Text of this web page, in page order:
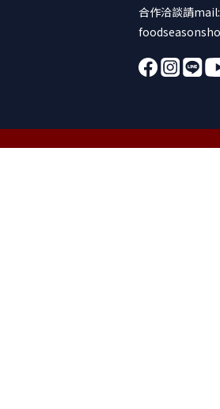
合作洽談請mail: